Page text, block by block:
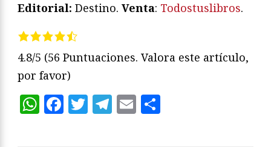
Editorial: Destino. Venta: Todostuslibros.
4.8/5 (56 Puntuaciones. Valora este artículo,
por favor)
WhatsApp
Facebook
Twitter
Telegram
Email